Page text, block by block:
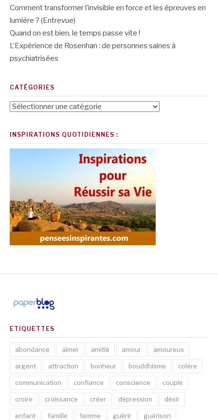
Comment transformer l’invisible en force et les épreuves en
lumière ? (Entrevue)
Quand on est bien, le temps passe vite !
L’Expérience de Rosenhan : de personnes saines à
psychiatrisées
CATÉGORIES
Catégories
INSPIRATIONS QUOTIDIENNES :
ETIQUETTES
abondance aimer amitié amour amoureux
argent attraction bonheur bouddhisme colère
communication confiance conscience couple
croire croissance créer dépression désir
enfant famille femme guérir guérison